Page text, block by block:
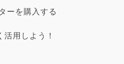
ーを購入する
用しよう！